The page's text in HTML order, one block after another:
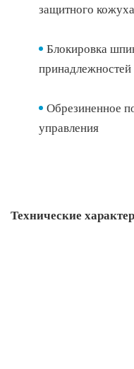
защитного кожуха
Блокировка
принадлежностей
Обрезиненное
управления
Технические